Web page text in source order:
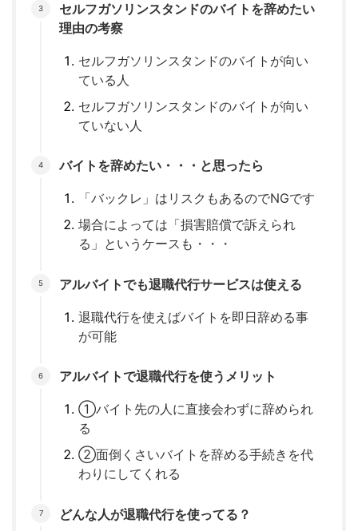
セルフガソリンスタンドのバイトを辞めたい
理由の考察
セルフガソリンスタンドのバイトが向い
ている人
セルフガソリンスタンドのバイトが向い
ていない人
バイトを辞めたい・・・と思ったら
「バックレ」はリスクもあるのでNGです
場合によっては「損害賠償で訴えられ
る」というケースも・・・
アルバイトでも退職代行サービスは使える
退職代行を使えばバイトを即日辞める事
が可能
アルバイトで退職代行を使うメリット
①バイト先の人に直接会わずに辞められ
る
②面倒くさいバイトを辞める手続きを代
わりにしてくれる
どんな人が退職代行を使ってる？